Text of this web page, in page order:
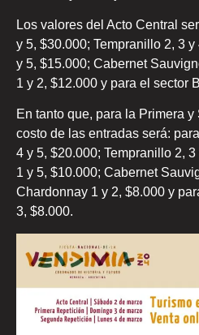
Los valores del Acto Central
y 5, $30.000; Tempranillo 2, 3
y 5, $15.000; Cabernet
1 y 2, $12.000 y para el sector
En tanto que, para la Primera
costo de las entradas será:
4 y 5, $20.000; Tempranillo 2,
1 y 5, $10.000; Cabernet
Chardonnay 1 y 2, $8.000 y
3, $8.000.